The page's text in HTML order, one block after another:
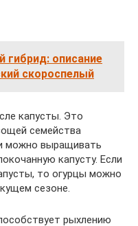
гибрид: описание
скороспелый
капусты. Это
семейства
можно выращивать
капусту. Если
то огурцы можно
сезоне.
рыхлению